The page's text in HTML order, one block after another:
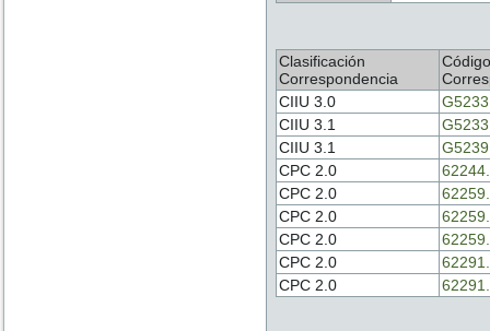
Clasificación
Correspondencia
Código
CIIU 3.0
CIIU 3.1
CIIU 3.1
CPC 2.0
CPC 2.0
CPC 2.0
CPC 2.0
CPC 2.0
CPC 2.0